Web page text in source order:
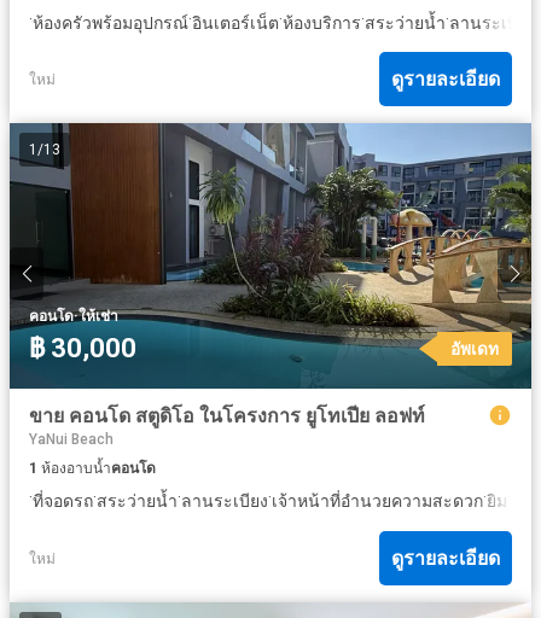
·ห้องครัวพร้อมอุปกรณ์·อินเตอร์เน็ต·ห้องบริการ·สระว่ายน้ำ·ลานระเบียง
ใหม่ ดูรายละเอียด
1 /13
คอนโด·ให้เช่า
฿ 30,000 อัพเดท
ขาย คอนโด สตูดิโอ ในโครงการ ยูโทเปีย ลอฟท์
YaNui Beach
1 ห้องอาบน้ำคอนโด
·ที่จอดรถ·สระว่ายน้ำ·ลานระเบียง·เจ้าหน้าที่อำนวยความสะดวก·ยิม
ใหม่ ดูรายละเอียด